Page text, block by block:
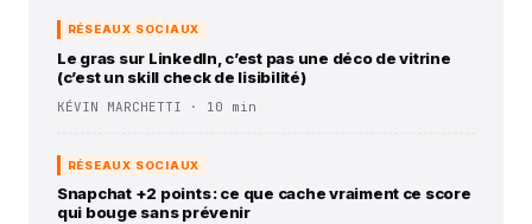
RÉSEAUX SOCIAUX
Le gras sur LinkedIn, c’est pas une déco de vitrine
(c’est un skill check de lisibilité)
KÉVIN MARCHETTI · 10 min
RÉSEAUX SOCIAUX
Snapchat +2 points : ce que cache vraiment ce score
qui bouge sans prévenir